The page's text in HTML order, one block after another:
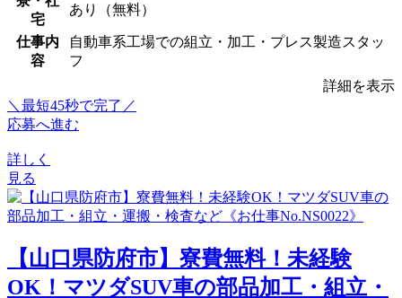
宅
あり（無料）
仕事内
容
自動車系工場での組立・加工・プレス製造スタッ
フ
詳細を表示
＼最短45秒で完了／
応募へ進む
詳しく
見る
【山口県防府市】寮費無料！未経験
OK！マツダSUV車の部品加工・組立・